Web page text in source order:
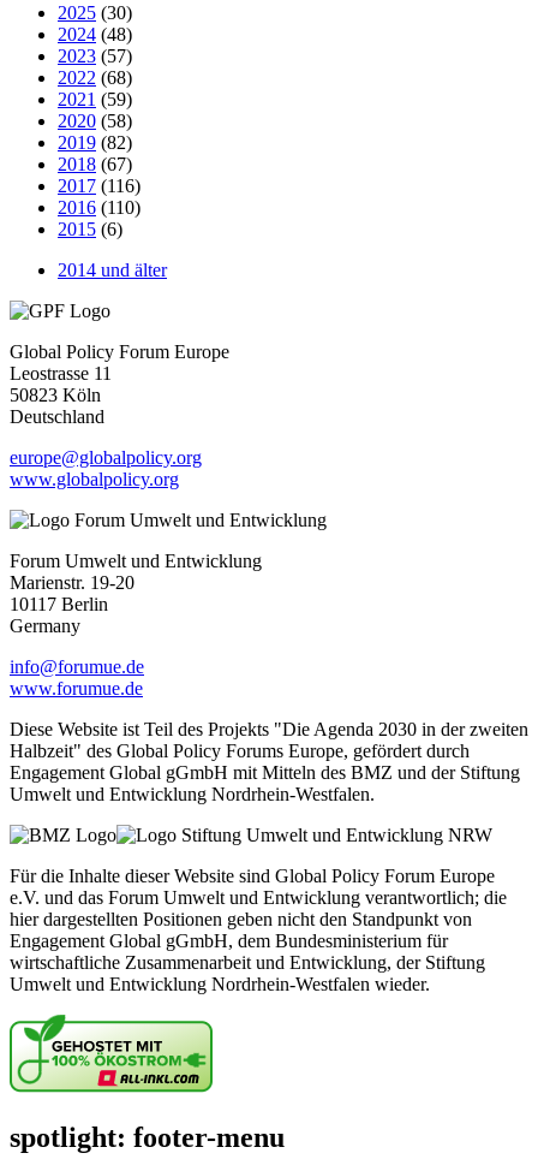
2025 (30)
2024 (48)
2023 (57)
2022 (68)
2021 (59)
2020 (58)
2019 (82)
2018 (67)
2017 (116)
2016 (110)
2015 (6)
2014 und älter
Global Policy Forum Europe
Leostrasse 11
50823 Köln
Deutschland
europe@globalpolicy.org
www.globalpolicy.org
Forum Umwelt und Entwicklung
Marienstr. 19-20
10117 Berlin
Germany
info@forumue.de
www.forumue.de
Diese Website ist Teil des Projekts "Die Agenda 2030 in der zweiten
Halbzeit" des Global Policy Forums Europe, gefördert durch
Engagement Global gGmbH mit Mitteln des BMZ und der Stiftung
Umwelt und Entwicklung Nordrhein-Westfalen.
Für die Inhalte dieser Website sind Global Policy Forum Europe
e.V. und das Forum Umwelt und Entwicklung verantwortlich; die
hier dargestellten Positionen geben nicht den Standpunkt von
Engagement Global gGmbH, dem Bundesministerium für
wirtschaftliche Zusammenarbeit und Entwicklung, der Stiftung
Umwelt und Entwicklung Nordrhein-Westfalen wieder.
spotlight: footer-menu